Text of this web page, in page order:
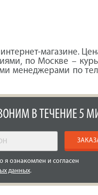
магазине.
по Москве –
менеджерами по
В ТЕЧЕНИЕ 5
я ознакомлен и согласен
данных.